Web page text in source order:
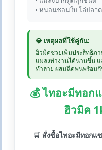
• หนอนชอนใบ โล่ปลา
💎 เหตุผลที่ใช้คู่กัน:
ฮิวมิคช่วยเพิ่มประสิทธิภ
แมลงทำงานได้นานขึ้น
ทำลาย ผสมฉีดพ่นพร้อม
💰 ไทอะมีทอก
ฮิวมิค
🛒 สั่งซื้อไทอะมีทอกแ